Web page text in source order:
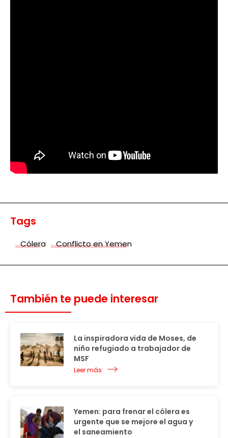
Tags
Cólera Conflicto en Yemen
También te puede interesar
La inspiradora vida de Moses, de
niño refugiado a trabajador de
MSF
Leer más
Yemen: para frenar el cólera es
urgente que se mejore el agua y
el saneamiento